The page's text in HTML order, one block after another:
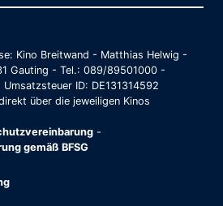
Kino Breitwand - Matthias Helwig -
Gauting - Tel.: 089/89501000 -
ID: DE131314592
über die jeweiligen Kinos
-
gemäß BFSG